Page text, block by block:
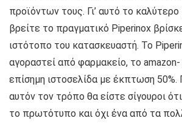
προϊόντων τους. Γι’ αυτό το καλύτερο
βρείτε το πραγματικό Piperinox
ιστότοπο του κατασκευαστή. Το
αγοραστεί από φαρμακείο, το
επίσημη ιστοσελίδα με έκπτωση
αυτόν τον τρόπο θα είστε σίγουροι
το πρωτότυπο και όχι ένα από τα